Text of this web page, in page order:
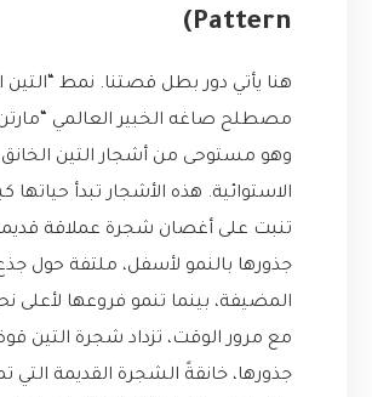
Pattern)
هنا يأتي دور بطل قصتنا. نمط “التين
مصطلح صاغه الخبير العالمي “مارتن
وهو مستوحى من أشجار التين الخانق
الاستوائية. هذه الأشجار تبدأ حياتها
تنبت على أغصان شجرة عملاقة
جذورها بالنمو لأسفل، ملتفة حول
المضيفة، بينما تنمو فروعها
مع مرور الوقت، تزداد شجرة التين
جذورها، خانقةً الشجرة القديمة التي